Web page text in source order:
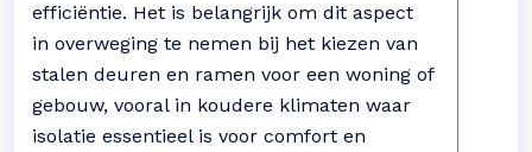
efficiëntie. Het is belangrijk om dit aspect
in overweging te nemen bij het kiezen van
stalen deuren en ramen voor een woning of
gebouw, vooral in koudere klimaten waar
isolatie essentieel is voor comfort en